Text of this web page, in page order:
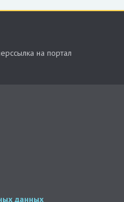
на портал
данных